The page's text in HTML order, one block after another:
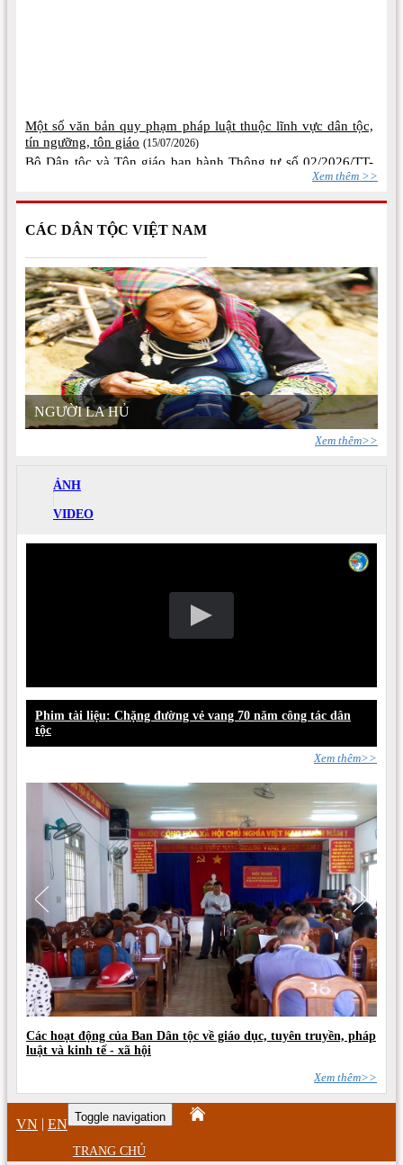
tín ngưỡng, tôn giáo (15/07/2026)
Bộ Dân tộc và Tôn giáo ban hành Thông tư số 02/2026/TT-
BDTTG (10/06/2026)
Xem thêm >>
CÁC DÂN TỘC VIỆT NAM
NGƯỜI LA HỦ
Xem thêm>>
ẢNH
VIDEO
Phim tài liệu: Chặng đường vẻ vang 70 năm công tác dân
tộc
Xem thêm>>
Các hoạt động của Ban Dân tộc về giáo dục, tuyên truyền, pháp
luật và kinh tế - xã hội
Xem thêm>>
VN | EN Toggle navigation
TRANG CHỦ